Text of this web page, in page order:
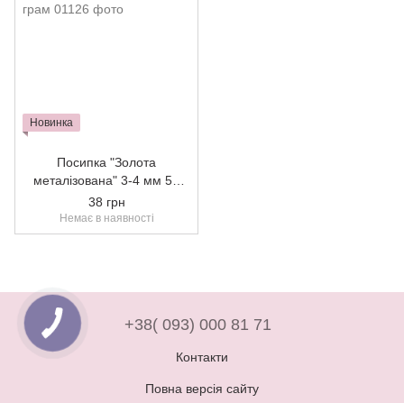
Новинка
Посипка "Золота
металізована" 3-4 мм 50
грам
38 грн
Немає в наявності
+38( 093) 000 81 71
Контакти
Повна версія сайту